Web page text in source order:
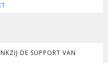
DE SUPPORT VAN